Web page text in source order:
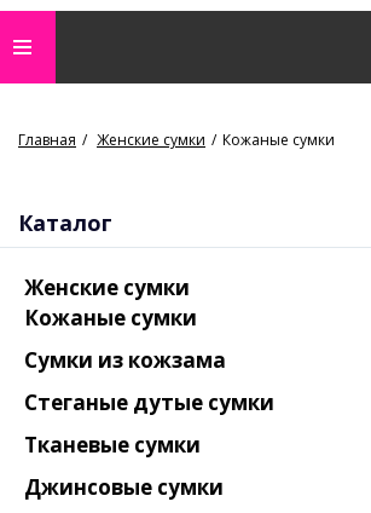
Главная Женские сумки Кожаные сумки
Каталог
Женские сумки
Кожаные сумки
Сумки из кожзама
Стеганые дутые сумки
Тканевые сумки
Джинсовые сумки